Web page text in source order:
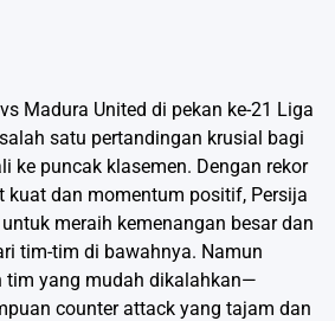
Madura United di pekan ke-21 Liga
satu pertandingan krusial bagi
ke puncak klasemen. Dengan rekor
kuat dan momentum positif, Persija
meraih kemenangan besar dan
tim-tim di bawahnya. Namun
tim yang mudah dikalahkan—
counter attack yang tajam dan